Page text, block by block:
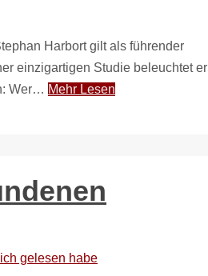
Harbort gilt als führender
einzigartigen Studie beleuchtet er
Wer… Mehr Lesen
gelesen habe